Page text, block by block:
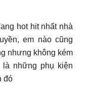
hot hit nhất nhà
em nào cũng
nhưng không kém
những phụ kiện
đó